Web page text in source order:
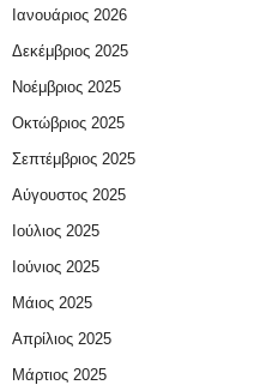
Ιανουάριος 2026
Δεκέμβριος 2025
Νοέμβριος 2025
Οκτώβριος 2025
Σεπτέμβριος 2025
Αύγουστος 2025
Ιούλιος 2025
Ιούνιος 2025
Μάιος 2025
Απρίλιος 2025
Μάρτιος 2025